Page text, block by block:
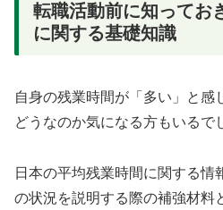
転職活動前に知ってお
に関する基礎知識
自身の残業時間が「多い」と感
どうなのか気になる方もいるで
日本の平均残業時間に関する情
の状況を説明する際の補強材料